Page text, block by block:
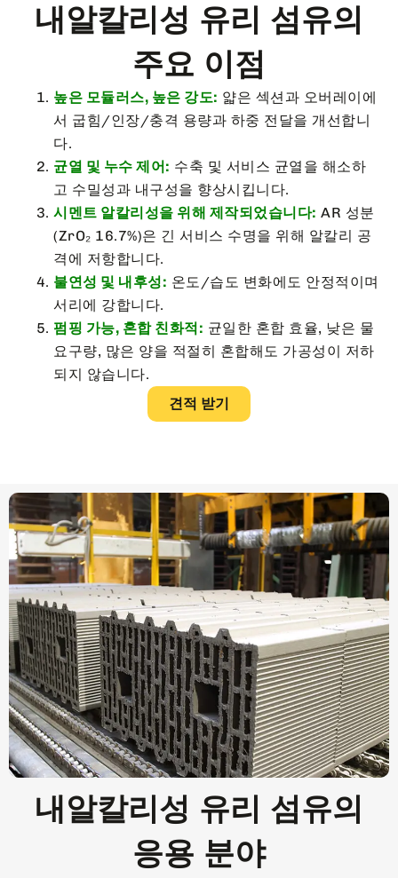
내알칼리성 유리 섬유의
주요 이점
높은 모듈러스, 높은 강도: 얇은 섹션과 오버레이에
서 굽힘/인장/충격 용량과 하중 전달을 개선합니
다.
균열 및 누수 제어: 수축 및 서비스 균열을 해소하
고 수밀성과 내구성을 향상시킵니다.
시멘트 알칼리성을 위해 제작되었습니다: AR 성분
(ZrO₂ 16.7%)은 긴 서비스 수명을 위해 알칼리 공
격에 저항합니다.
불연성 및 내후성: 온도/습도 변화에도 안정적이며
서리에 강합니다.
펌핑 가능, 혼합 친화적: 균일한 혼합 효율, 낮은 물
요구량, 많은 양을 적절히 혼합해도 가공성이 저하
되지 않습니다.
견적 받기
내알칼리성 유리 섬유의
응용 분야